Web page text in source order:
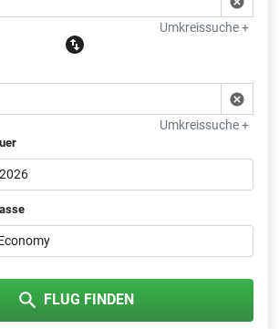
Umkreissuche +
Umkreissuche +
FLUG FINDEN